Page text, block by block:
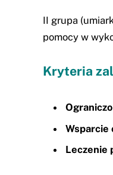
II grupa
pomocy w
Kryteria
Wsparcie
Leczenie